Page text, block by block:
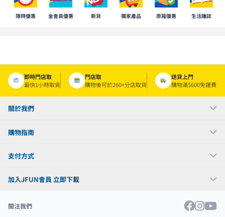
限時優惠 金會員優惠 新貨 獨家產品 原箱優惠 生活雜誌
即時門店取
最快1小時取貨
門店取
購物後可於260+分店取貨
送貨上門
購物滿$600免運費
關於我們
購物指南
支付方式
加入JFUN會員 立即下載
關注我們